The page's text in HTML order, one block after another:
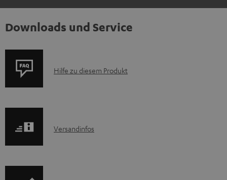
Downloads und Service
P
u
Hilfe zu diesem Produkt
I
Versandinfos